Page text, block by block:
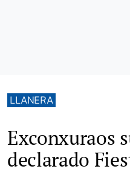
LLANERA
Exconxuraos
declarado